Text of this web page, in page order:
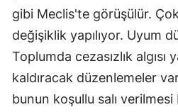
gibi Meclis'te görüşülür.
değişiklik yapılıyor. Uyum
Toplumda cezasızlık algısı
kaldıracak düzenlemeler
bunun koşullu salı verilmesi